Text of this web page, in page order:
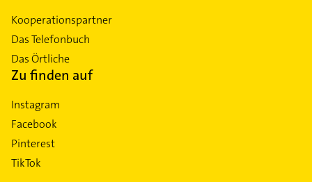
Kooperationspartner
Das Telefonbuch
Das Örtliche
Zu finden auf
Instagram
Facebook
Pinterest
TikTok